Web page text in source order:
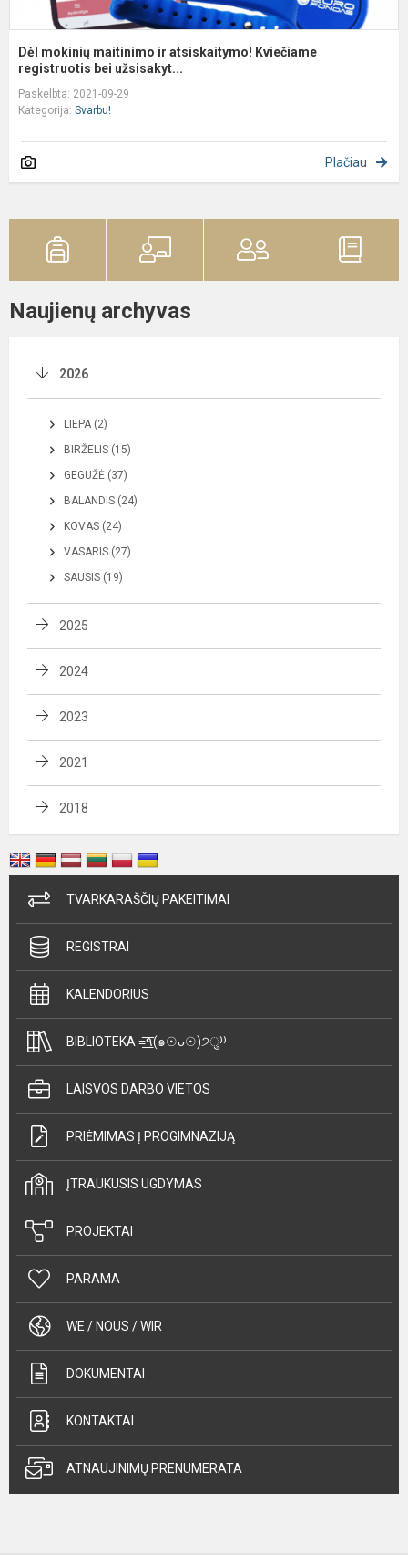
Dėl mokinių maitinimo ir atsiskaitymo! Kviečiame
registruotis bei užsisakyt...
Paskelbta: 2021-09-29
Kategorija: Svarbu!
Plačiau
Naujienų archyvas
2026
LIEPA (2)
BIRŽELIS (15)
GEGUŽĖ (37)
BALANDIS (24)
KOVAS (24)
VASARIS (27)
SAUSIS (19)
2025
2024
2023
2021
2018
TVARKARAŠČIŲ PAKEITIMAI
REGISTRAI
KALENDORIUS
BIBLIOTEKA =͟͟͞͞٩(๑☉ᴗ☉)੭ु⁾⁾
LAISVOS DARBO VIETOS
PRIĖMIMAS Į PROGIMNAZIJĄ
ĮTRAUKUSIS UGDYMAS
PROJEKTAI
PARAMA
WE / NOUS / WIR
DOKUMENTAI
KONTAKTAI
ATNAUJINIMŲ PRENUMERATA